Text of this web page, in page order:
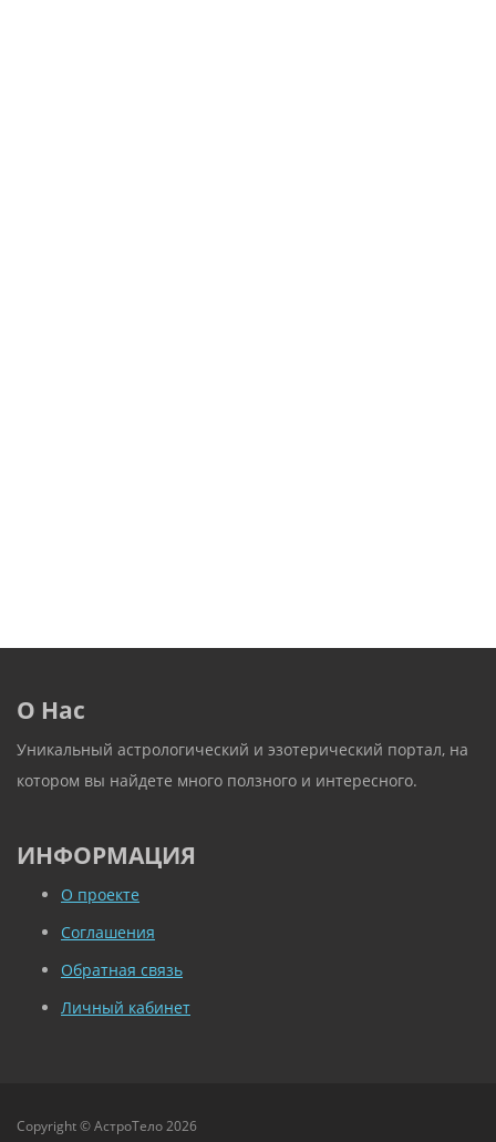
О Нас
Уникальный астрологический и эзотерический портал, на
котором вы найдете много ползного и интересного.
ИНФОРМАЦИЯ
О проекте
Соглашения
Обратная связь
Личный кабинет
Copyright © АстроТело 2026